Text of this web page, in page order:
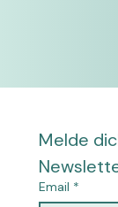
Melde
Email *